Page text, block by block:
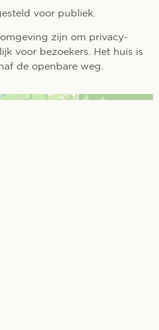
voor publiek.
zijn om privacy-
voor bezoekers. Het huis is
de openbare weg.